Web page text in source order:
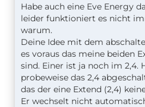
Habe auch eine Eve Energy
leider funktioniert es nicht
warum.
Deine Idee mit dem
es voraus das meine beiden
sind. Einer ist ja noch im 2,4.
probeweise das 2,4
das der eine Extend (2,4)
Er wechselt nicht